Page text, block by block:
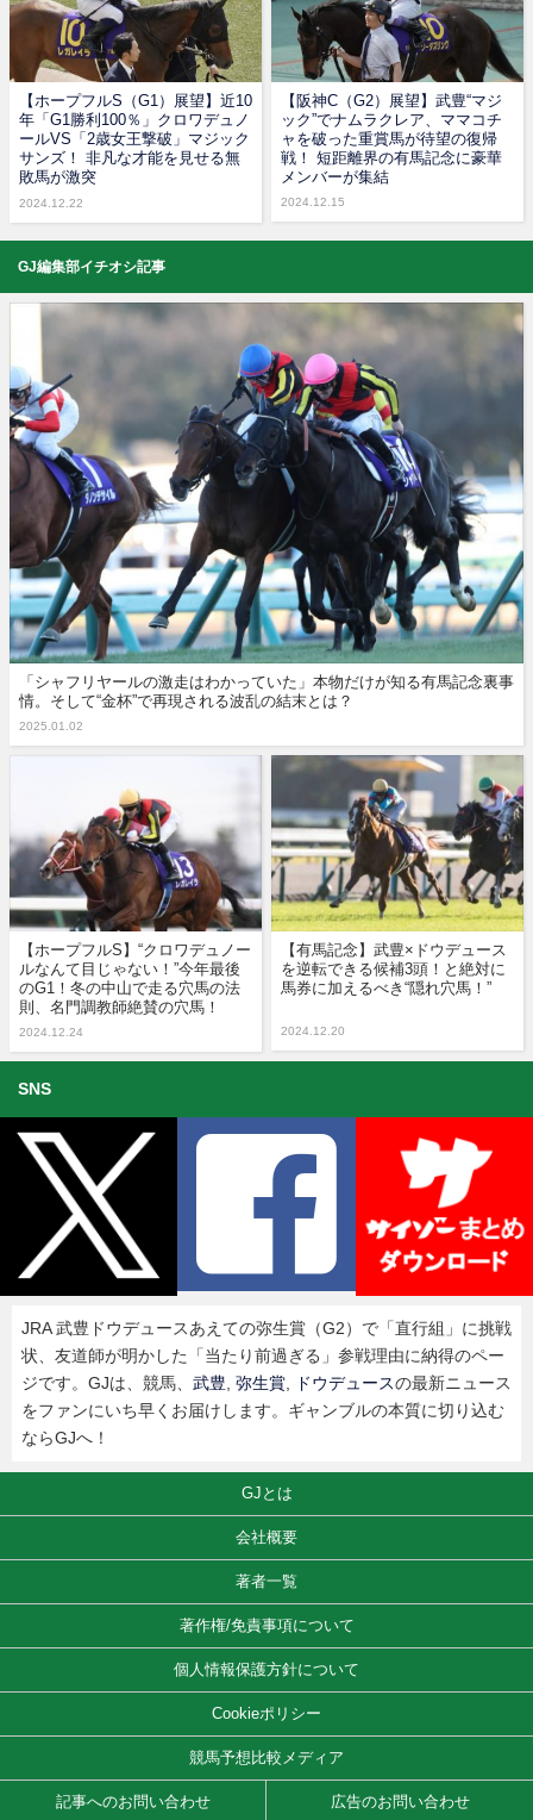
【ホープフルS（G1）展望】近10
年「G1勝利100％」クロワデュノ
ールVS「2歳女王撃破」マジック
サンズ！ 非凡な才能を見せる無
敗馬が激突
2024.12.22
【阪神C（G2）展望】武豊“マジ
ック”でナムラクレア、ママコチ
ャを破った重賞馬が待望の復帰
戦！ 短距離界の有馬記念に豪華
メンバーが集結
2024.12.15
GJ編集部イチオシ記事
「シャフリヤールの激走はわかっていた」本物だけが知る有馬記念裏事
情。そして“金杯”で再現される波乱の結末とは？
2025.01.02
【ホープフルS】“クロワデュノー
ルなんて目じゃない！”今年最後
のG1！冬の中山で走る穴馬の法
則、名門調教師絶賛の穴馬！
2024.12.24
【有馬記念】武豊×ドウデュース
を逆転できる候補3頭！と絶対に
馬券に加えるべき“隠れ穴馬！”
2024.12.20
SNS
JRA 武豊ドウデュースあえての弥生賞（G2）で「直行組」に挑戦
状、友道師が明かした「当たり前過ぎる」参戦理由に納得のペー
ジです。GJは、競馬、 武豊 弥生賞 ドウデュースの最新ニュース
をファンにいち早くお届けします。ギャンブルの本質に切り込む
ならGJへ！
GJとは
会社概要
著者一覧
著作権/免責事項について
個人情報保護方針について
Cookieポリシー
競馬予想比較メディア
記事へのお問い合わせ 広告のお問い合わせ